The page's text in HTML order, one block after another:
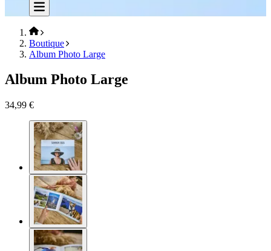
Boutique
Album Photo Large
Album Photo Large
34,99 €